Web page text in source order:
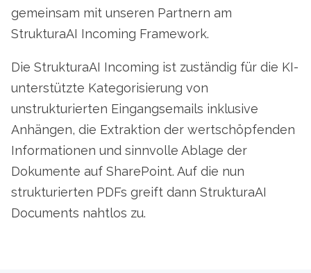
gemeinsam mit unseren Partnern am
StrukturaAI Incoming Framework.
Die StrukturaAI Incoming ist zuständig für die KI-
unterstützte Kategorisierung von
unstrukturierten Eingangsemails inklusive
Anhängen, die Extraktion der wertschöpfenden
Informationen und sinnvolle Ablage der
Dokumente auf SharePoint. Auf die nun
strukturierten PDFs greift dann StrukturaAI
Documents nahtlos zu.